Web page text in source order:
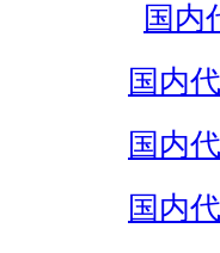
国内
国内
国内
国内